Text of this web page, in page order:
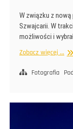
W związku z
Szwajcarii. W
możliwości i
Zobacz więcej ...
Fotografia